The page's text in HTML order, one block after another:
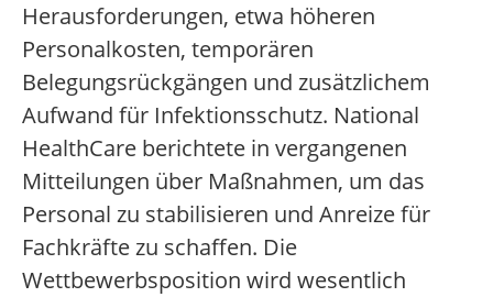
Herausforderungen, etwa höheren
Personalkosten, temporären
Belegungsrückgängen und zusätzlichem
Aufwand für Infektionsschutz. National
HealthCare berichtete in vergangenen
Mitteilungen über Maßnahmen, um das
Personal zu stabilisieren und Anreize für
Fachkräfte zu schaffen. Die
Wettbewerbsposition wird wesentlich